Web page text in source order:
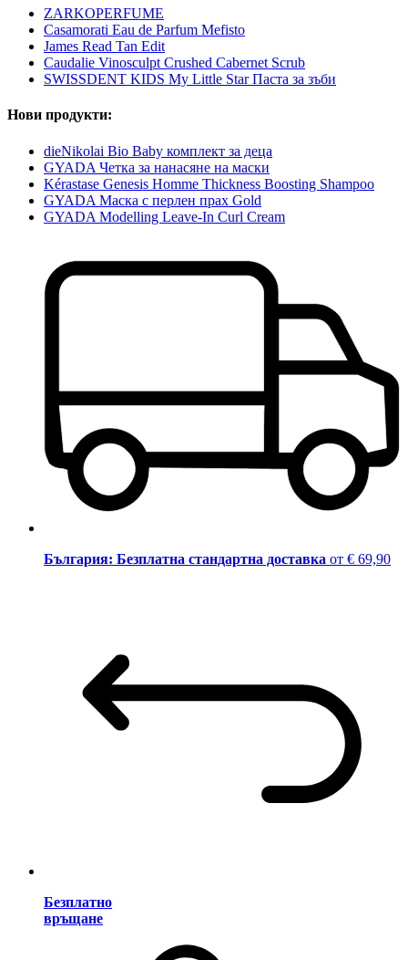
ZARKOPERFUME
Casamorati Eau de Parfum Mefisto
James Read Tan Edit
Caudalie Vinosculpt Crushed Cabernet Scrub
SWISSDENT KIDS My Little Star Паста за зъби
Нови продукти:
dieNikolai Bio Baby комплект за деца
GYADA Четка за нанасяне на маски
Kérastase Genesis Homme Thickness Boosting Shampoo
GYADA Маска с перлен прах Gold
GYADA Modelling Leave-In Curl Cream
България: Безплатна стандартна доставка от € 69,90
Безплатно
връщане